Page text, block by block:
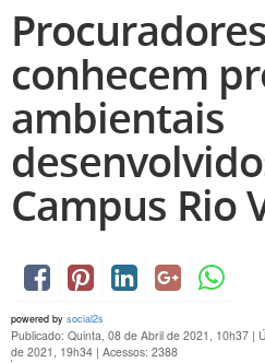
conhecem
ambientais
Campus Rio
powered by social2s
Publicado: Quinta, 08 de Abril de 2021, 10h37 |
de 2021, 19h34 | Acessos: 2388